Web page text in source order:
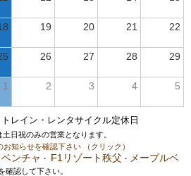
19 20 21 22
26 27 28 29
1 2 3 4 5
レイン・レンタサイクル定休日
日祝のみの営業となります。
お知らせを確認下さい （クリック）
ンチャ ・ F1リゾート秩父 ・ メープルベ
確認して下さい。